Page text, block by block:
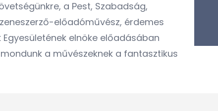
a Pest, Szabadság,
előadóművész, érdemes
elnöke előadásában
a művészeknek a fantasztikus